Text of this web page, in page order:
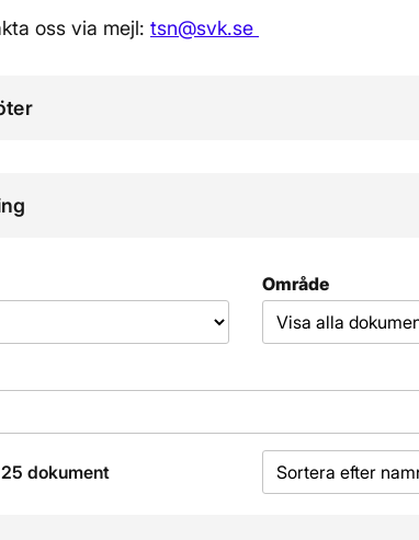
oss via mejl: tsn@svk.se
Område
25 dokument Sorteringsordning